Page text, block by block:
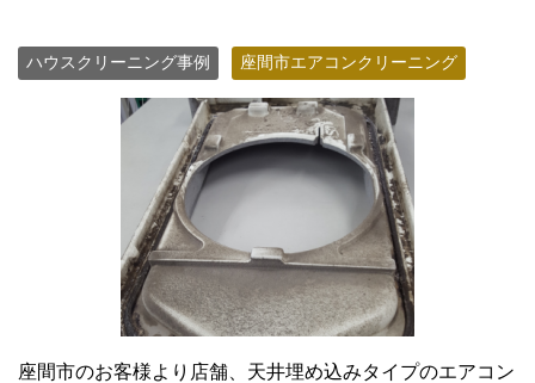
ハウスクリーニング事例 座間市エアコンクリーニング
座間市のお客様より店舗、天井埋め込みタイプのエアコン